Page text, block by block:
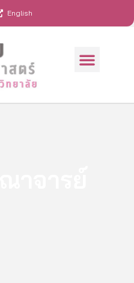
English
Menu